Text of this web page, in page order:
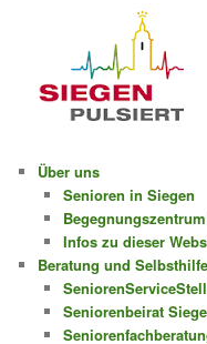
Über uns
Senioren in Siegen
Infos zu dieser
Beratung und
Seniorenbeirat